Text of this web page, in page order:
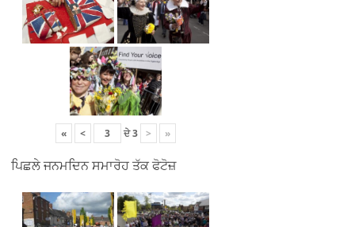
« < ਦੇ3 > »
ਪਿਛਲੇ ਜਨਮਦਿਨ ਸਮਾਰੋਹ ਤੱਕ ਫੋਟੋਜ਼